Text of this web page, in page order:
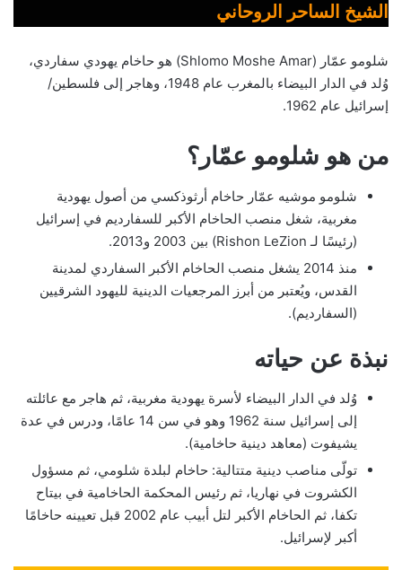
الشيخ الساحر الروحاني
شلومو عمّار (Shlomo Moshe Amar) هو حاخام يهودي سفاردي،
وُلد في الدار البيضاء بالمغرب عام 1948، وهاجر إلى فلسطين/
إسرائيل عام 1962.
من هو شلومو عمّار؟
شلومو موشيه عمّار حاخام أرثوذكسي من أصول يهودية
مغربية، شغل منصب الحاخام الأكبر للسفارديم في إسرائيل
(رئيسًا لـ Rishon LeZion) بين 2003 و2013.
منذ 2014 يشغل منصب الحاخام الأكبر السفاردي لمدينة
القدس، ويُعتبر من أبرز المرجعيات الدينية لليهود الشرقيين
(السفارديم).
نبذة عن حياته
وُلد في الدار البيضاء لأسرة يهودية مغربية، ثم هاجر مع عائلته
إلى إسرائيل سنة 1962 وهو في سن 14 عامًا، ودرس في عدة
يشيفوت (معاهد دينية حاخامية).
تولّى مناصب دينية متتالية: حاخام لبلدة شلومي، ثم مسؤول
الكشروت في نهاريا، ثم رئيس المحكمة الحاخامية في بيتاح
تكفا، ثم الحاخام الأكبر لتل أبيب عام 2002 قبل تعيينه حاخامًا
أكبر لإسرائيل.